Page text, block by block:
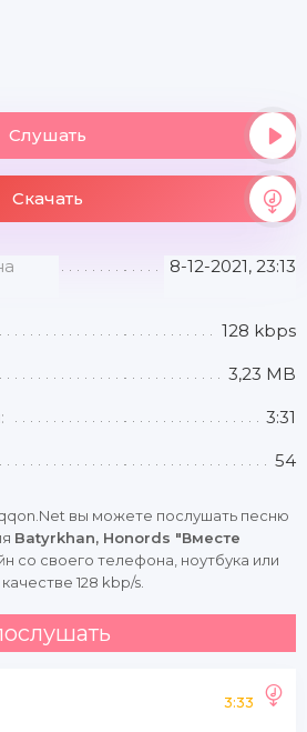
Слушать
Скачать
8-12-2021, 23:13
128 kbps
3,23 MB
3:31
54
вы можете послушать песню
Batyrkhan, Honords "Вместе
со своего телефона, ноутбука или
128 kbp/s.
3:33